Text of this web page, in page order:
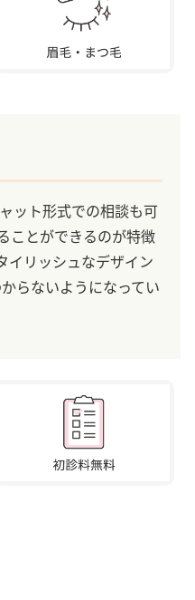
ット形式での相談も可
ことができるのが特徴
イリッシュなデザイン
らないようになってい